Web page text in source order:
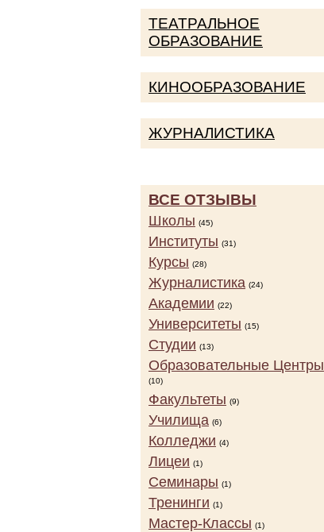
ТЕАТРАЛЬНОЕ
ОБРАЗОВАНИЕ
КИНООБРАЗОВАНИЕ
ЖУРНАЛИСТИКА
ВСЕ ОТЗЫВЫ
Школы (45)
Институты (31)
Курсы (28)
Журналистика (24)
Академии (22)
Университеты (15)
Студии (13)
Образовательные Центры
(10)
Факультеты (9)
Училища (6)
Колледжи (4)
Лицеи (1)
Семинары (1)
Тренинги (1)
Мастер-Классы (1)